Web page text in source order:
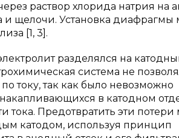
раствор хлорида натрия на
и щелочи. Установка
[1, 3].
разделялся на
система не
току, так как было невозможно
в катодном
Предотвратить эти
катодом, используя принцип